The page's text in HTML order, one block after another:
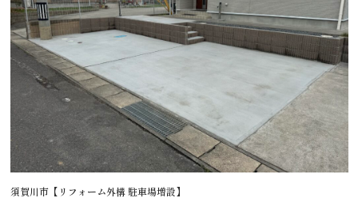
須賀川市【リフォーム外構 駐車場増設】